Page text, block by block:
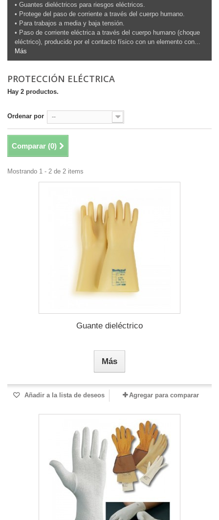
• Guantes dieléctricos para riesgos eléctricos.
• Protege del paso de corriente a través del cuerpo humano.
• Para trabajos a media y baja tensión.
• Paso de corriente eléctrica a través del cuerpo humano (choque
eléctrico), producido por el contacto físico con un elemento con...
Más
PROTECCIÓN ELÉCTRICA
Hay 2 productos.
Ordenar por --
Comparar (0)
Mostrando 1 - 2 de 2 items
Guante dieléctrico
Más
Añadir a la lista de deseos Agregar para comparar